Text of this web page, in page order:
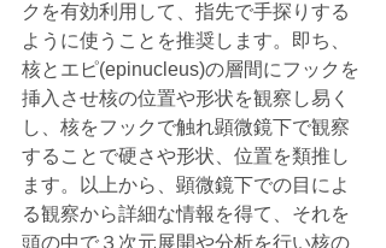
クを有効利用して、指先で手探りする
ように使うことを推奨します。即ち、
核とエピ(epinucleus)の層間にフックを
挿入させ核の位置や形状を観察し易く
し、核をフックで触れ顕微鏡下で観察
することで硬さや形状、位置を類推し
ます。以上から、顕微鏡下での目によ
る観察から詳細な情報を得て、それを
頭の中で３次元展開や分析を行い核の